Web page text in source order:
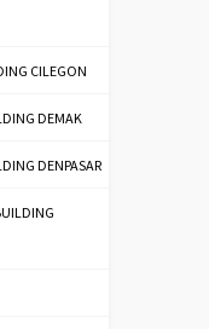
CILEGON
DEMAK
DENPASAR